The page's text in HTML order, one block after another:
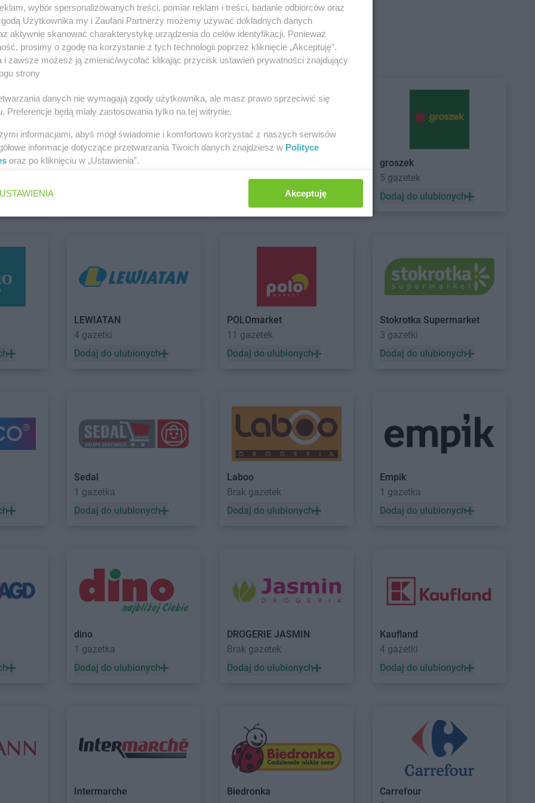
Intermarche Góra
Intermarche Gorzów Wielkopolski
Intermarche
Intermarche Grodzisk
Wielkopolski
Intermarche Jawor Intermarche Jelcz-Laskowice
Intermarche
Kołobrzeg
Intermarche
Intermarche
Kostrzyn nad Odrą
Intermarche
Intermarche
Intermarche Kwidzyn
Intermarche Luboń
Intermarche Milicz
Intermarche Mława Myślibórz
Intermarche Nowogard
Intermarche
Intermarche
Ostróda
Intermarche
Ostrów Wielkopolski
Intermarche Ostrzeszów
Intermarche
Ozorków
Intermarche
Puck
Intermarche Rawicz
Intermarche Ruda Śląska
Intermarche Ryki
Intermarche Rzeszów
Intermarche
Intermarche
Intermarche
Strzelce Krajeńskie
Intermarche
Sucha Beskidzka
Intermarche
Intermarche Sulęcin
Intermarche
Szczecin
Intermarche
Szczecinek
Intermarche
Intermarche Szprotawa
Intermarche Trzebinia
Intermarche
Trzebnica
Intermarche Turek
Intermarche
Intermarche Wolsztyn
Intermarche
Intermarche
Intermarche Złocieniec
Zobacz wszystkie sklepy
Carrefour Market
2 gazetki
Dodaj do ulubionych
groszek
5 gazetek
Dodaj do ulubionych
LEWIATAN
4 gazetki
Dodaj do ulubionych
POLOmarket
11 gazetek
Dodaj do ulubionych
Stokrotka Supermarket
3 gazetki
Dodaj do ulubionych
Sedal
1 gazetka
Dodaj do ulubionych
Laboo
Brak gazetek
Dodaj do ulubionych
Empik
1 gazetka
Dodaj do ulubionych
dino
1 gazetka
Dodaj do ulubionych
DROGERIE JASMIN
Brak gazetek
Dodaj do ulubionych
Kaufland
4 gazetki
Dodaj do ulubionych
Intermarche
Biedronka
Carrefour
wybór spersonalizowanych treści, pomiar reklam i treści, badanie odbiorców oraz
Użytkownika my i Zaufani Partnerzy możemy używać dokładnych danych
aktywnie skanować charakterystykę urządzenia do celów identyfikacji. Ponieważ
prosimy o zgodę na korzystanie z tych technologii poprzez kliknięcie „Akceptuję”.
i zawsze możesz ją zmienić/wycofać klikając przycisk ustawień prywatności znajdujący
strony
danych nie wymagają zgody użytkownika, ale masz prawo sprzeciwić się
Preferencje będą miały zastosowania tylko na tej witrynie.
informacjami, abyś mógł świadomie i komfortowo korzystać z naszych serwisów
informacje dotyczące przetwarzania Twoich danych znajdziesz w Polityce
oraz po kliknięciu w „Ustawienia”.
USTAWIENIA Akceptuję